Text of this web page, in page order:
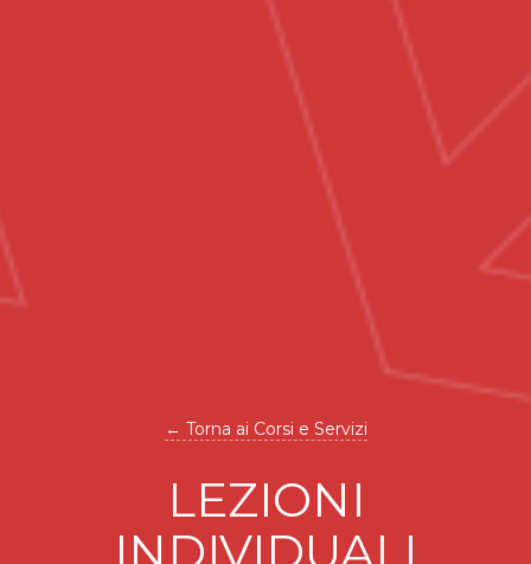
← Torna ai Corsi e Servizi
LEZIONI
INDIVIDUALI